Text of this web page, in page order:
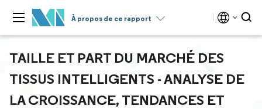
À propos de ce rapport
TAILLE ET PART DU MARCHÉ DES
TISSUS INTELLIGENTS - ANALYSE DE
LA CROISSANCE, TENDANCES ET